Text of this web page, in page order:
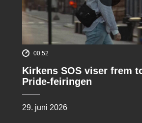
00:52
Kirkens SOS viser frem
Pride-feiringen
29. juni 2026